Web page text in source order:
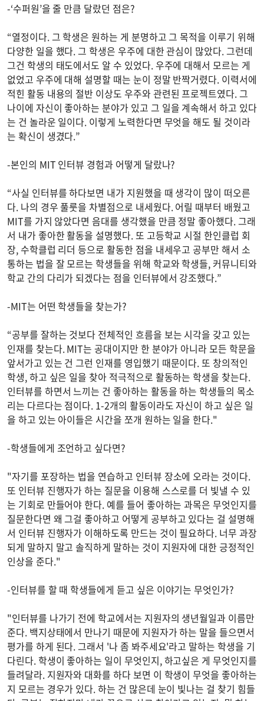
-‘수퍼원’을 줄 만큼 달랐던 점은?
“열정이다. 그 학생은 원하는 게 분명하고 그 목적을 이루기 위해
다양한 일을 했다. 그 학생은 우주에 대한 관심이 많았다. 그런데
그건 학생의 태도에서도 알 수 있었다. 우주에 대해서 모르는 게
없었고 우주에 대해 설명할 때는 눈이 정말 반짝거렸다. 이력서에
적힌 활동 내용의 절반 이상도 우주와 관련된 프로젝트였다. 그
나이에 자신이 좋아하는 분야가 있고 그 일을 계속해서 하고 있다
는 건 놀라운 일이다. 이렇게 노력한다면 무엇을 해도 될 것이라
는 확신이 생겼다.”
-본인의 MIT 인터뷰 경험과 어떻게 달랐나?
“사실 인터뷰를 하다보면 내가 지원했을 때 생각이 많이 떠오른
다. 나의 경우 풀룻을 차별점으로 내세웠다. 어릴 때부터 배웠고
MIT를 가지 않았다면 음대를 생각했을 만큼 정말 좋아했다. 그래
서 내가 좋아한 활동을 설명했다. 또 고등학교 시절 한인클럽 회
장, 수학클럽 리더 등으로 활동한 점을 내세우고 공부만 해서 소
통하는 법을 잘 모르는 학생들을 위해 학교와 학생들, 커뮤니티와
학교 간의 다리가 되겠다는 점을 인터뷰에서 강조했다.”
-MIT는 어떤 학생들을 찾는가?
“공부를 잘하는 것보다 전체적인 흐름을 보는 시각을 갖고 있는
인재를 찾는다. MIT는 공대이지만 한 분야가 아니라 모든 학문을
앞서가고 있는 건 그런 인재를 영입했기 때문이다. 또 창의적인
학생, 하고 싶은 일을 찾아 적극적으로 활동하는 학생을 찾는다.
인터뷰를 하면서 느끼는 건 좋아하는 활동을 하는 학생들의 목소
리는 다르다는 점이다. 1-2개의 활동이라도 자신이 하고 싶은 일
을 하고 있는 아이들은 시간을 쪼개 원하는 일을 한다."
-학생들에게 조언하고 싶다면?
"자기를 포장하는 법을 연습하고 인터뷰 장소에 오라는 것이다.
또 인터뷰 진행자가 하는 질문을 이용해 스스로를 더 빛낼 수 있
는 기회로 만들어야 한다. 예를 들어 좋아하는 과목은 무엇인지를
질문한다면 왜 그걸 좋아하고 어떻게 공부하고 있다는 걸 설명해
서 인터뷰 진행자가 이해하도록 만드는 것이 필요하다. 너무 과장
되게 말하지 말고 솔직하게 말하는 것이 지원자에 대한 긍정적인
인상을 준다."
-인터뷰를 할 때 학생들에게 듣고 싶은 이야기는 무엇인가?
"인터뷰를 나가기 전에 학교에서는 지원자의 생년월일과 이름만
준다. 백지상태에서 만나기 때문에 지원자가 하는 말을 들으면서
평가를 하게 된다. 그래서 '나 좀 봐주세요'라고 말하는 학생을 기
다린다. 학생이 좋아하는 일이 무엇인지, 하고싶은 게 무엇인지를
들려달라. 지원자와 대화를 하다 보면 이 학생이 무엇을 좋아하는
지 모르는 경우가 있다. 하는 건 많은데 눈이 빛나는 걸 찾기 힘들